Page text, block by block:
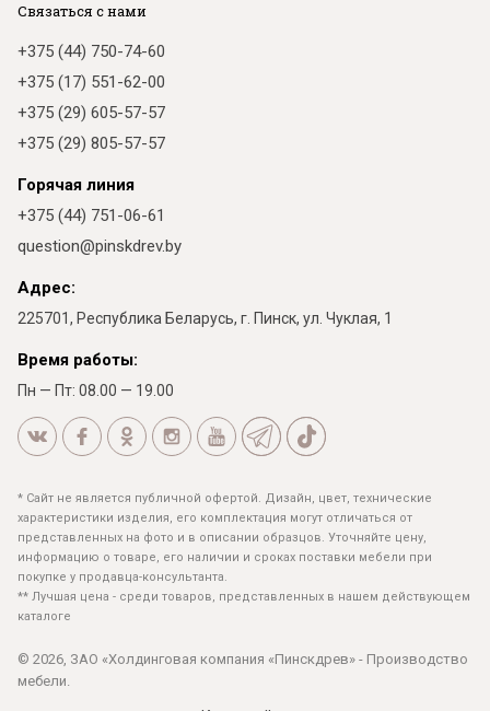
Связаться с нами
+375 (44) 750-74-60
+375 (17) 551-62-00
+375 (29) 605-57-57
+375 (29) 805-57-57
Горячая линия
+375 (44) 751-06-61
question@pinskdrev.by
Адрес:
225701, Республика Беларусь, г. Пинск, ул. Чуклая, 1
Время работы:
Пн — Пт: 08.00 — 19.00
* Сайт не является публичной офертой. Дизайн, цвет, технические
характеристики изделия, его комплектация могут отличаться от
представленных на фото и в описании образцов. Уточняйте цену,
информацию о товаре, его наличии и сроках поставки мебели при
покупке у продавца-консультанта.
** Лучшая цена - среди товаров, представленных в нашем действующем
каталоге
© 2026, ЗАО «Холдинговая компания «Пинскдрев» - Производство
мебели.